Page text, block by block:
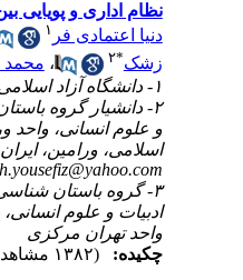
نظام اداری و پویایی
دنیا اعتمادی فر
زشک* ۲ ،محمد
۲- دانشیار گروه
و علوم انسانی، واحد
اسلامی، ورامین، ایران ،
۳- گروه باستان شناسی
ادبیات و علوم انسانی،
واحد تهران مرکزی
چکیده: